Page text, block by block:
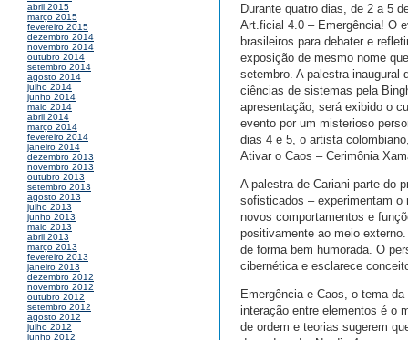
abril 2015
março 2015
fevereiro 2015
dezembro 2014
novembro 2014
outubro 2014
setembro 2014
agosto 2014
julho 2014
junho 2014
maio 2014
abril 2014
março 2014
fevereiro 2014
janeiro 2014
dezembro 2013
novembro 2013
outubro 2013
setembro 2013
agosto 2013
julho 2013
junho 2013
maio 2013
abril 2013
março 2013
fevereiro 2013
janeiro 2013
dezembro 2012
novembro 2012
outubro 2012
setembro 2012
agosto 2012
julho 2012
junho 2012
Durante quatro dias, de 2 a 5
Art.ficial 4.0 – Emergência! O
brasileiros para debater e
exposição de mesmo nome
setembro. A palestra inaugural
ciências de sistemas pela
apresentação, será exibido o
evento por um misterioso
dias 4 e 5, o artista
Ativar o Caos – Cerimônia
A palestra de Cariani parte do
sofisticados – experimentam o
novos comportamentos e
positivamente ao meio
de forma bem humorada. O
cibernética e esclarece
Emergência e Caos, o tema
interação entre elementos é o
de ordem e teorias sugerem